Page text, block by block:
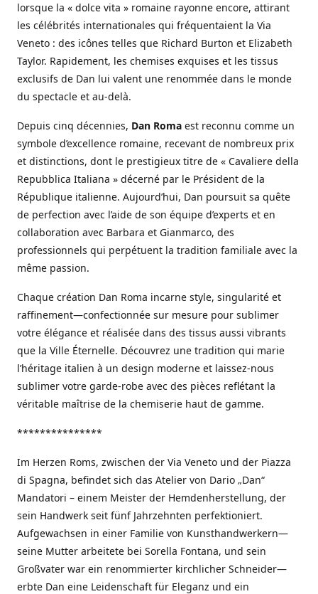
lorsque la « dolce vita » romaine rayonne encore, attirant
les célébrités internationales qui fréquentaient la Via
Veneto : des icônes telles que Richard Burton et Elizabeth
Taylor. Rapidement, les chemises exquises et les tissus
exclusifs de Dan lui valent une renommée dans le monde
du spectacle et au-delà.
Depuis cinq décennies, Dan Roma est reconnu comme un
symbole d’excellence romaine, recevant de nombreux prix
et distinctions, dont le prestigieux titre de « Cavaliere della
Repubblica Italiana » décerné par le Président de la
République italienne. Aujourd’hui, Dan poursuit sa quête
de perfection avec l’aide de son équipe d’experts et en
collaboration avec Barbara et Gianmarco, des
professionnels qui perpétuent la tradition familiale avec la
même passion.
Chaque création Dan Roma incarne style, singularité et
raffinement—confectionnée sur mesure pour sublimer
votre élégance et réalisée dans des tissus aussi vibrants
que la Ville Éternelle. Découvrez une tradition qui marie
l’héritage italien à un design moderne et laissez-nous
sublimer votre garde-robe avec des pièces reflétant la
véritable maîtrise de la chemiserie haut de gamme.
***************
Im Herzen Roms, zwischen der Via Veneto und der Piazza
di Spagna, befindet sich das Atelier von Dario „Dan“
Mandatori – einem Meister der Hemdenherstellung, der
sein Handwerk seit fünf Jahrzehnten perfektioniert.
Aufgewachsen in einer Familie von Kunsthandwerkern—
seine Mutter arbeitete bei Sorella Fontana, und sein
Großvater war ein renommierter kirchlicher Schneider—
erbte Dan eine Leidenschaft für Eleganz und ein